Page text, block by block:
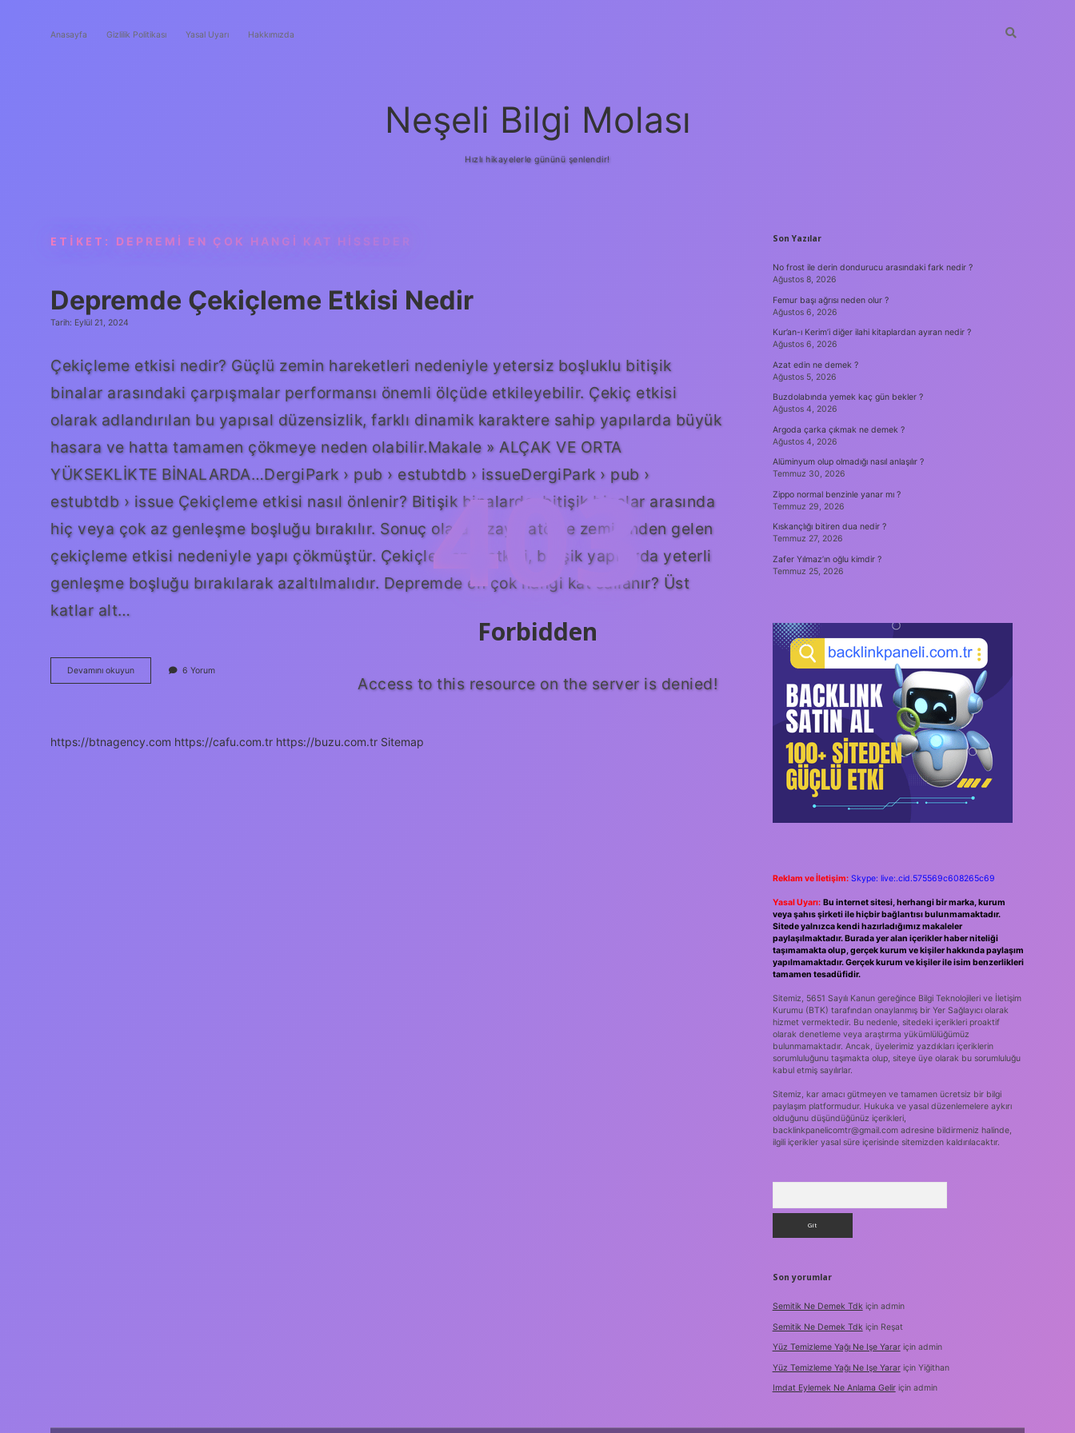
Anasayfa Gizlilik Politikası Yasal Uyarı Hakkımızda
Neşeli Bilgi Molası
Hızlı hikayelerle gününü şenlendir!
ETIKET: DEPREMI EN ÇOK HANGI KAT HISSEDER
Depremde Çekiçleme Etkisi Nedir
Tarih: Eylül 21, 2024
Çekiçleme etkisi nedir? Güçlü zemin hareketleri nedeniyle yetersiz boşluklu bitişik
binalar arasındaki çarpışmalar performansı önemli ölçüde etkileyebilir. Çekiç etkisi
olarak adlandırılan bu yapısal düzensizlik, farklı dinamik karaktere sahip yapılarda büyük
hasara ve hatta tamamen çökmeye neden olabilir.Makale » ALÇAK VE ORTA
YÜKSEKLİKTE BİNALARDA…DergiPark › pub › estubtdb › issueDergiPark › pub ›
estubtdb › issue Çekiçleme etkisi nasıl önlenir? Bitişik binalarda, bitişik binalar arasında
hiç veya çok az genleşme boşluğu bırakılır. Sonuç olarak, zayıf atölye zemininden gelen
çekiçleme etkisi nedeniyle yapı çökmüştür. Çekiçlemenin etkisi, bitişik yapılarda yeterli
genleşme boşluğu bırakılarak azaltılmalıdır. Depremde en çok hangi kat sallanır? Üst
katlar alt…
Devamını okuyunDepremde
Çekiçleme
6 Yorum
https://btnagency.com https://cafu.com.tr https://buzu.com.tr Sitemap
SIDEBAR
Son Yazılar
No frost ile derin dondurucu arasındaki fark nedir ?
Ağustos 8, 2026
Femur başı ağrısı neden olur ?
Ağustos 6, 2026
Kur’an-ı Kerim’i diğer ilahi kitaplardan ayıran nedir ?
Ağustos 6, 2026
Azat edin ne demek ?
Ağustos 5, 2026
Buzdolabında yemek kaç gün bekler ?
Ağustos 4, 2026
Argoda çarka çıkmak ne demek ?
Ağustos 4, 2026
Alüminyum olup olmadığı nasıl anlaşılır ?
Temmuz 30, 2026
Zippo normal benzinle yanar mı ?
Temmuz 29, 2026
Kıskançlığı bitiren dua nedir ?
Temmuz 27, 2026
Zafer Yılmaz’ın oğlu kimdir ?
Temmuz 25, 2026
Reklam ve İletişim: Skype: live:.cid.575569c608265c69
Yasal Uyarı: Bu internet sitesi, herhangi bir marka, kurum
veya şahıs şirketi ile hiçbir bağlantısı bulunmamaktadır.
Sitede yalnızca kendi hazırladığımız makaleler
paylaşılmaktadır. Burada yer alan içerikler haber niteliği
taşımamakta olup, gerçek kurum ve kişiler hakkında paylaşım
yapılmamaktadır. Gerçek kurum ve kişiler ile isim benzerlikleri
tamamen tesadüfidir.
Sitemiz, 5651 Sayılı Kanun gereğince Bilgi Teknolojileri ve İletişim
Kurumu (BTK) tarafından onaylanmış bir Yer Sağlayıcı olarak
hizmet vermektedir. Bu nedenle, sitedeki içerikleri proaktif
olarak denetleme veya araştırma yükümlülüğümüz
bulunmamaktadır. Ancak, üyelerimiz yazdıkları içeriklerin
sorumluluğunu taşımakta olup, siteye üye olarak bu sorumluluğu
kabul etmiş sayılırlar.
Sitemiz, kar amacı gütmeyen ve tamamen ücretsiz bir bilgi
paylaşım platformudur. Hukuka ve yasal düzenlemelere aykırı
olduğunu düşündüğünüz içerikleri,
backlinkpanelicomtr@gmail.comadresine bildirmeniz halinde,
ilgili içerikler yasal süre içerisinde sitemizden kaldırılacaktır.
Son yorumlar
Semitik Ne Demek Tdkiçin admin
Semitik Ne Demek Tdk için Reşat
Yüz Temizleme Yağı Ne Işe Yarariçin admin
Yüz Temizleme Yağı Ne Işe Yarariçin Yiğithan
Imdat Eylemek Ne Anlama Geliriçin admin
403
Forbidden
Access to this resource on the server is denied!